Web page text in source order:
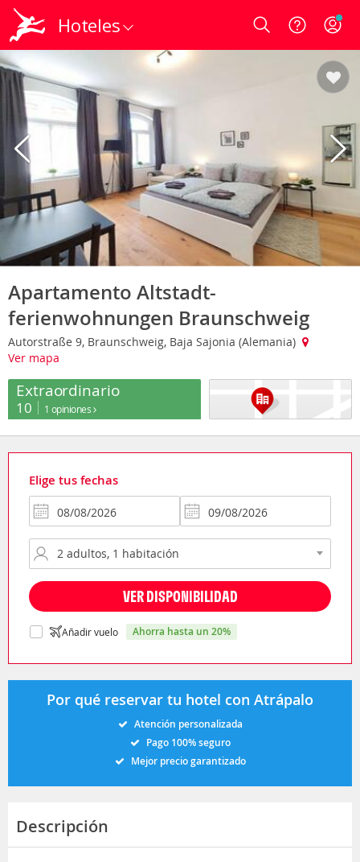
Hoteles Login
Apartamento Altstadt-
ferienwohnungen Braunschweig
Autorstraße 9, Braunschweig, Baja Sajonia (Alemania)
Ver mapa
Extraordinario
10 1 opiniones
Elige tus fechas
VER DISPONIBILIDAD
Añadir vuelo ahorra hasta un 20%
Por qué reservar tu hotel con Atrápalo
Atención personalizada
Pago 100% seguro
Mejor precio garantizado
Descripción